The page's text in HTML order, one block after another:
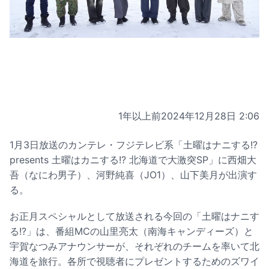
1年以上前2024年12月28日 2:06
1月3日放送のカンテレ・フジテレビ系「土曜はナニする!?
presents 土曜はカニする!? 北海道で大激突SP」に西畑大
吾（なにわ男子）、河野純喜（JO1）、山下美月が出演す
る。
お正月スペシャルとして放送される今回の「土曜はナニす
る!?」は、番組MCの山里亮太（南海キャンディーズ）と
宇賀なつみアナウンサーが、それぞれのチームを率いて北
海道を旅行。各所で視聴者にプレゼントするためのズワイ